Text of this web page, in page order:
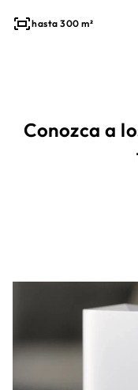
hasta 300 m²
Conozca a